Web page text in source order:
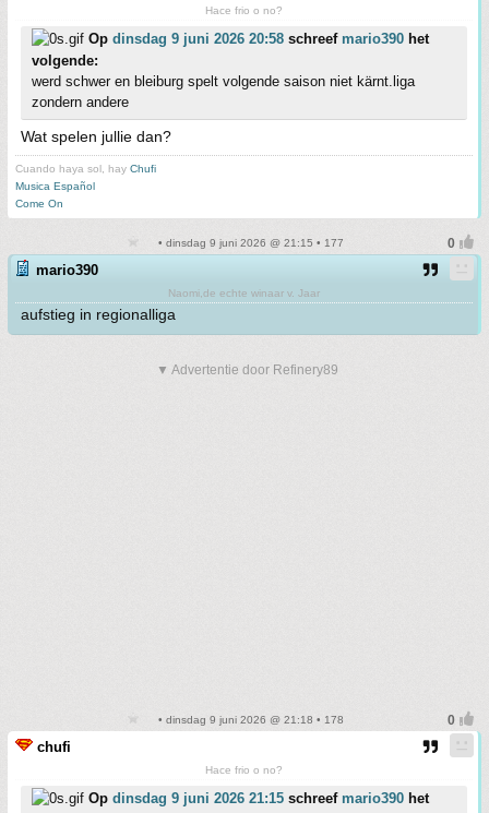
Hace frio o no?
Op dinsdag 9 juni 2026 20:58 schreef mario390 het
volgende:
werd schwer en bleiburg spelt volgende saison niet kärnt.liga
zondern andere
Wat spelen jullie dan?
Cuando haya sol, hay Chufi
Musica Español
Come On
• dinsdag 9 juni 2026 @ 21:15 • 177
mario390
Naomi,de echte winaar v. Jaar
aufstieg in regionalliga
▼ Advertentie door Refinery89
• dinsdag 9 juni 2026 @ 21:18 • 178
chufi
Hace frio o no?
Op dinsdag 9 juni 2026 21:15 schreef mario390 het